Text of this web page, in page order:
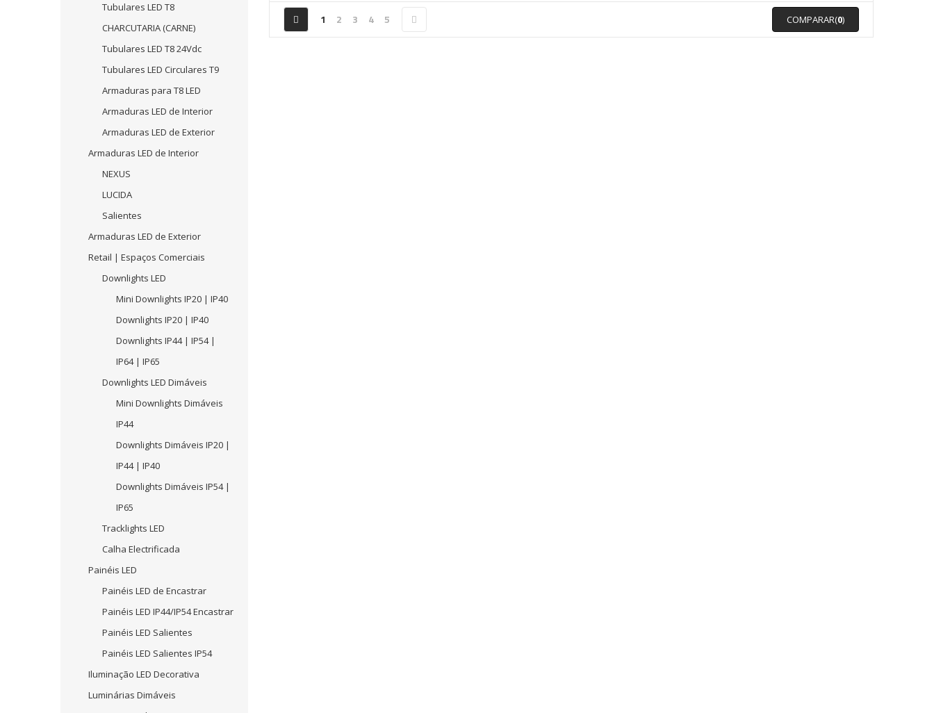
Tubulares LED T8
CHARCUTARIA (CARNE)
Tubulares LED T8 24Vdc
Tubulares LED Circulares T9
Armaduras para T8 LED
Armaduras LED de Interior
Armaduras LED de Exterior
Armaduras LED de Interior
NEXUS
LUCIDA
Salientes
Armaduras LED de Exterior
Retail | Espaços Comerciais
Downlights LED
Mini Downlights IP20 | IP40
Downlights IP20 | IP40
Downlights IP44 | IP54 |
IP64 | IP65
Downlights LED Dimáveis
Mini Downlights Dimáveis
IP44
Downlights Dimáveis IP20 |
IP44 | IP40
Downlights Dimáveis IP54 |
IP65
Tracklights LED
Calha Electrificada
Painéis LED
Painéis LED de Encastrar
Painéis LED IP44/IP54 Encastrar
Painéis LED Salientes
Painéis LED Salientes IP54
Iluminação LED Decorativa
Luminárias Dimáveis
COMPARAR(0)
1 2 3 4 5